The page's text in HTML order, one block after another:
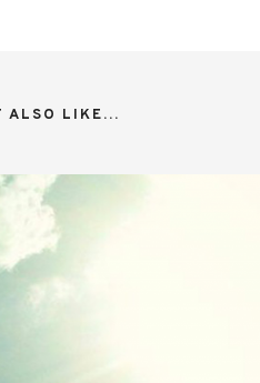
ALSO LIKE...